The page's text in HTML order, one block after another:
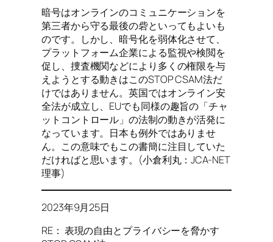
暗号はオンラインのコミュニケーションを
第三者から守る最後の砦といってもよいも
のです。しかし、暗号化を弱体化させて、
プラットフォーム企業による監視や検閲を
促し、捜査機関などにより多くの権限を与
えようとする動きはこのSTOP CSAM法だ
けではありません。英国ではオンライン安
全法が成立し、EUでも同様の趣旨の「チャ
ットコントロール」の法制の動きが活発に
なっています。日本も例外ではありませ
ん。この意味でもこの書簡に注目していた
だければと思います。(小倉利丸：JCA-NET
理事)
2023年9月25日
RE： 表現の自由とプライバシーを脅かす